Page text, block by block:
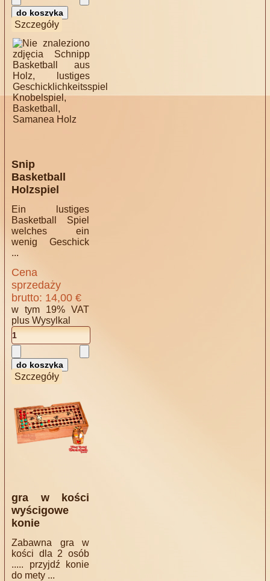
Szczegóły
Snip
Basketball
Holzspiel
Ein lustiges
Basketball Spiel
welches ein
wenig Geschick
...
Cena
sprzedaży
brutto: 14,00 €
w tym 19% VAT
plusWysylkal
Szczegóły
gra w kości
wyścigowe
konie
Zabawna gra w
kości dla 2 osób
..... przyjdź konie
do mety ...